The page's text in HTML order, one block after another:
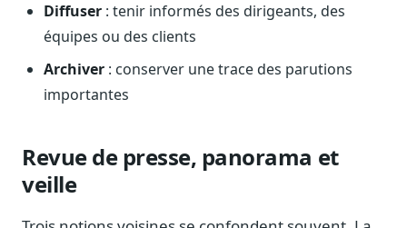
Chercheurs
Données exhaustives pour vos travaux académiques
Suivi par secteur
11 secteurs : énergie, santé, finance, numérique…
Cas d'usage concrets
Six cas pour gagner du temps
Conseil (Advisory)
Diffuser : tenir informés des dirigeants, des
équipes ou des clients
Archiver : conserver une trace des parutions
importantes
Revue de presse, panorama et
veille